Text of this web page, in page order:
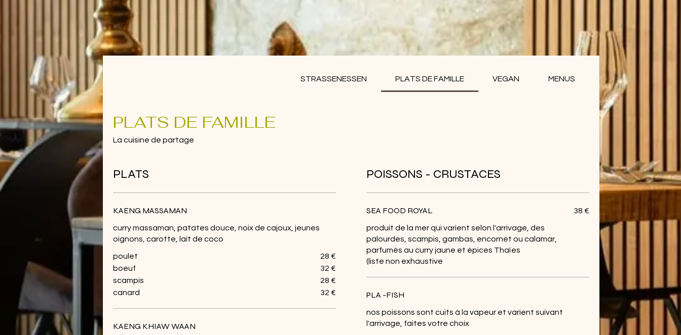
STRASSENESSEN PLATS DE FAMILLE VEGAN MENUS
PLATS DE FAMILLE
La cuisine de partage
PLATS
KAENG MASSAMAN
curry massaman, patates douce, noix de cajoux, jeunes
oignons, carotte, lait de coco
poulet
28 €
boeuf
32 €
scampis
28 €
canard
32 €
KAENG KHIAW WAAN
POISSONS - CRUSTACES
SEA FOOD ROYAL
produit de la mer qui varient selon l'arrivage, des
palourdes, scampis, gambas, encornet ou calamar,
parfumés au curry jaune et épices Thaïes
(liste non exhaustive
38 €
PLA -FISH
nos poissons sont cuits à la vapeur et varient suivant
l'arrivage, faites votre choix